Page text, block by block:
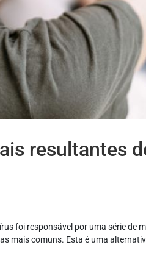
resultantes
foi responsável por uma série de
mais comuns. Esta é uma